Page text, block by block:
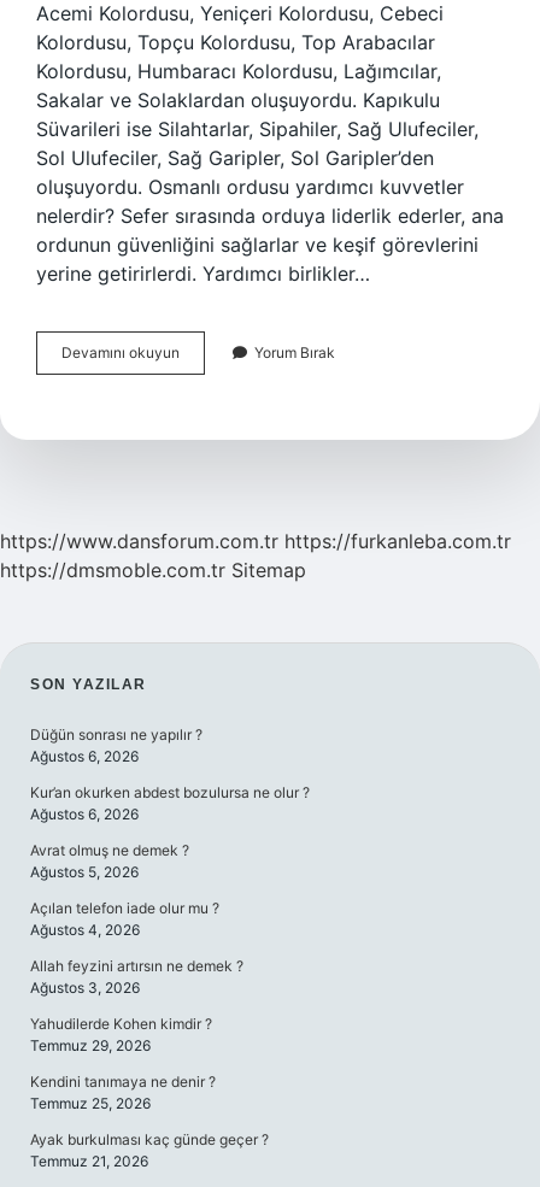
Acemi Kolordusu, Yeniçeri Kolordusu, Cebeci
Kolordusu, Topçu Kolordusu, Top Arabacılar
Kolordusu, Humbaracı Kolordusu, Lağımcılar,
Sakalar ve Solaklardan oluşuyordu. Kapıkulu
Süvarileri ise Silahtarlar, Sipahiler, Sağ Ulufeciler,
Sol Ulufeciler, Sağ Garipler, Sol Garipler’den
oluşuyordu. Osmanlı ordusu yardımcı kuvvetler
nelerdir? Sefer sırasında orduya liderlik ederler, ana
ordunun güvenliğini sağlarlar ve keşif görevlerini
yerine getirirlerdi. Yardımcı birlikler…
Devamını okuyun
Ordusu
Nelerdir
Yorum Bırak
https://www.dansforum.com.tr https://furkanleba.com.tr
https://dmsmoble.com.tr Sitemap
SIDEBAR
SON YAZILAR
Düğün sonrası ne yapılır ?
Ağustos 6, 2026
Kur’an okurken abdest bozulursa ne olur ?
Ağustos 6, 2026
Avrat olmuş ne demek ?
Ağustos 5, 2026
Açılan telefon iade olur mu ?
Ağustos 4, 2026
Allah feyzini artırsın ne demek ?
Ağustos 3, 2026
Yahudilerde Kohen kimdir ?
Temmuz 29, 2026
Kendini tanımaya ne denir ?
Temmuz 25, 2026
Ayak burkulması kaç günde geçer ?
Temmuz 21, 2026